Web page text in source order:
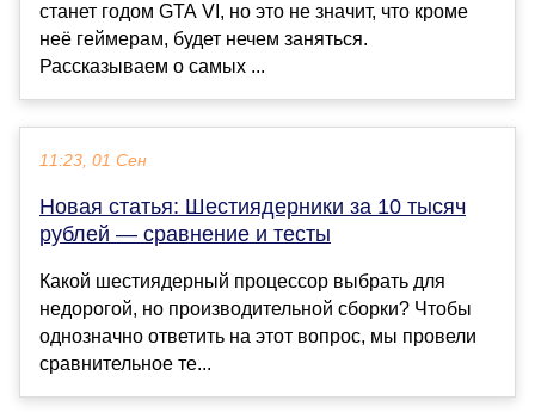
станет годом GTA VI, но это не значит, что кроме
неё геймерам, будет нечем заняться.
Рассказываем о самых ...
11:23, 01 Сен
Новая статья: Шестиядерники за 10 тысяч
рублей — сравнение и тесты
Какой шестиядерный процессор выбрать для
недорогой, но производительной сборки? Чтобы
однозначно ответить на этот вопрос, мы провели
сравнительное те...